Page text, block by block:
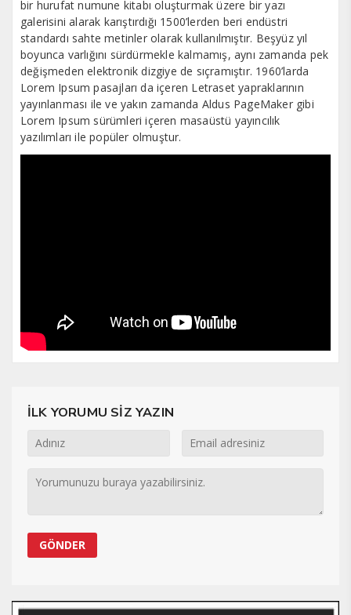
bir hurufat numune kitabı oluşturmak üzere bir yazı
galerisini alarak karıştırdığı 1500’lerden beri endüstri
standardı sahte metinler olarak kullanılmıştır. Beşyüz yıl
boyunca varlığını sürdürmekle kalmamış, aynı zamanda pek
değişmeden elektronik dizgiye de sıçramıştır. 1960’larda
Lorem Ipsum pasajları da içeren Letraset yapraklarının
yayınlanması ile ve yakın zamanda Aldus PageMaker gibi
Lorem Ipsum sürümleri içeren masaüstü yayıncılık
yazılımları ile popüler olmuştur.
İLK YORUMU SİZ YAZIN